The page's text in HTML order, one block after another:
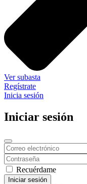
Ver subasta
Regístrate
Inicia sesión
Iniciar sesión
Recuérdame
Iniciar sesión